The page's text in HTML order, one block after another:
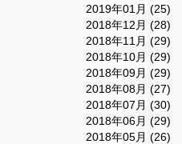
2019年01月 (25)
2018年12月 (28)
2018年11月 (29)
2018年10月 (29)
2018年09月 (29)
2018年08月 (27)
2018年07月 (30)
2018年06月 (29)
2018年05月 (26)